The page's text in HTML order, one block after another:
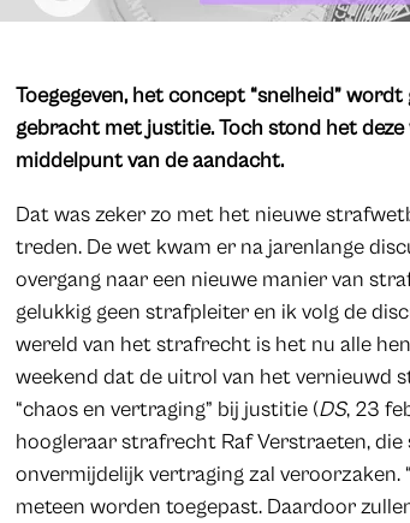
​Toegegeven, het concept “snelheid”
gebracht met justitie. Toch stond het
middelpunt van de aandacht.
Dat was zeker zo met het nieuwe
treden. De wet kwam er na jarenlange
overgang naar een nieuwe manier van
gelukkig geen strafpleiter en ik volg de
wereld van het strafrecht is het nu alle
weekend dat de uitrol van het vernieuwd
“chaos en vertraging” bij justitie (DS, 23
hoogleraar strafrecht Raf Verstraeten,
onvermijdelijk vertraging zal veroorzaken.
meteen worden toegepast. Daardoor